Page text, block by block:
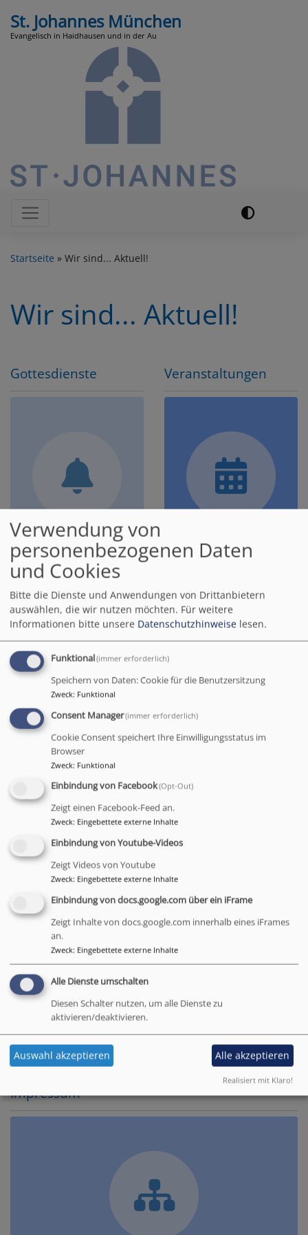
zum
Inhalt
St. Johannes München
Evangelisch in Haidhausen und in der Au
Hauptnavigation
Startseite Wir sind... Aktuell!
Wir sind... Aktuell!
Gottesdienste
Sonntags | Kinder |
Krabbel | Jugend |
Krankenhaus | Taizé
Veranstaltungen
Johannes
Neuigkeiten
Ankündigungen, Aktionen und Rückblicke
Gemeindebrief
Zum Download Hier abonnieren!
Impressum
Verwendung von
personenbezogenen Daten
und Cookies
Bitte die Dienste und Anwendungen von Drittanbietern
auswählen, die wir nutzen möchten. Für weitere
Informationen bitte unsere Datenschutzhinweise lesen.
Funktional(immer erforderlich)
Speichern von Daten: Cookie für die Benutzersitzung
Zweck: Funktional
Consent Manager(immer erforderlich)
Cookie Consent speichert Ihre Einwilligungsstatus im
Browser
Zweck: Funktional
Einbindung von Facebook(Opt-Out)
Zeigt einen Facebook-Feed an.
Zweck: Eingebettete externe Inhalte
Einbindung von Youtube-Videos
Zeigt Videos von Youtube
Zweck: Eingebettete externe Inhalte
Einbindung von docs.google.com über ein iFrame
Zeigt Inhalte von docs.google.com innerhalb eines iFrames
an.
Zweck: Eingebettete externe Inhalte
Alle Dienste umschalten
Diesen Schalter nutzen, um alle Dienste zu
aktivieren/deaktivieren.
Auswahl akzeptieren Alle akzeptieren
Realisiert mit Klaro!